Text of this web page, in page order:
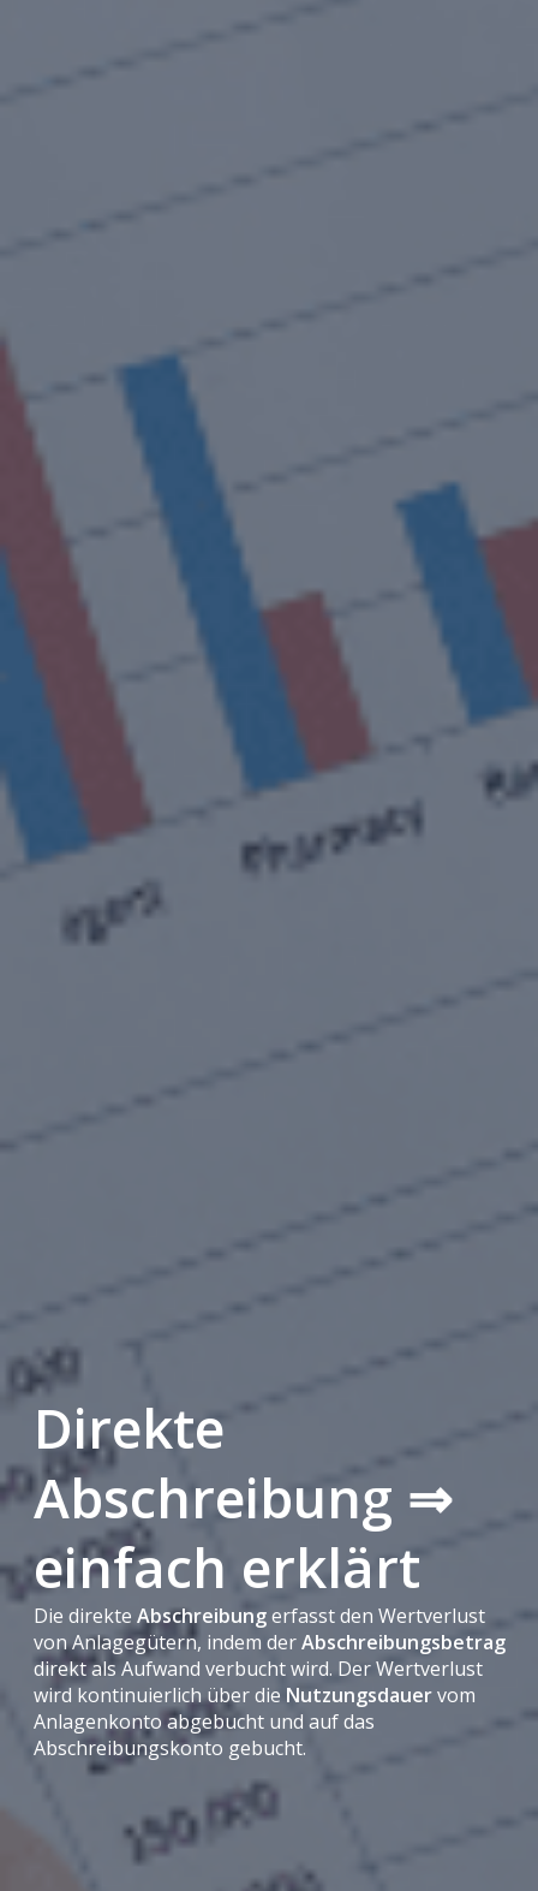
Direkte
Abschreibung ⇒
einfach erklärt
Die direkteAbschreibungerfasst den Wertverlust
von Anlagegütern, indem derAbschreibungsbetrag
direkt als Aufwand verbucht wird. Der Wertverlust
wird kontinuierlich über die Nutzungsdauervom
Anlagenkonto abgebucht und auf das
Abschreibungskonto gebucht.